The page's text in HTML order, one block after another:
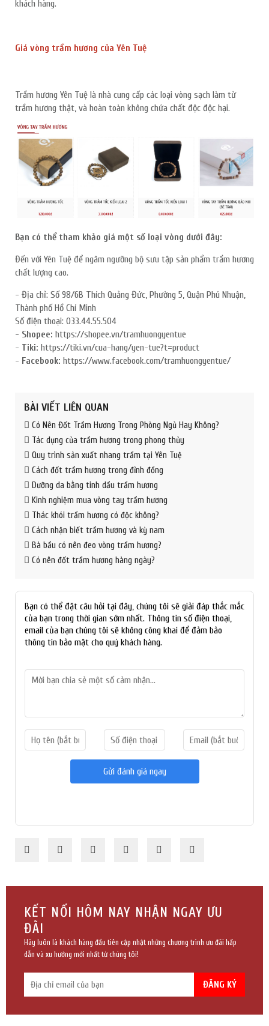
khách hàng.
Giá vòng trầm hương của Yên Tuệ
Trầm hương Yên Tuệ là nhà cung cấp các loại vòng sạch làm từ
trầm hương thật, và hoàn toàn không chứa chất độc độc hại.
Bạn có thể tham khảo giá một số loại vòng dưới đây:
Đến với Yên Tuệ để ngâm ngưỡng bộ sưu tập sản phẩm trầm hương
chất lượng cao.
- Địa chỉ: Số 98/6B Thích Quảng Đức, Phường 5, Quận Phú Nhuận,
Thành phố Hồ Chí Minh
Số điện thoại: 033.44.55.504
- Shopee: https://shopee.vn/tramhuongyentue
- Tiki: https://tiki.vn/cua-hang/yen-tue?t=product
- Facebook: https://www.facebook.com/tramhuongyentue/
BÀI VIẾT LIÊN QUAN
Có Nên Đốt Trầm Hương Trong Phòng Ngủ Hay Không?
Tác dụng của trầm hương trong phong thủy
Quy trình sản xuất nhang trầm tại Yên Tuệ
Cách đốt trầm hương trong đỉnh đồng
Dưỡng da bằng tinh dầu trầm hương
Kinh nghiệm mua vòng tay trầm hương
Thác khói trầm hương có độc không?
Cách nhận biết trầm hương và kỳ nam
Bà bầu có nên đeo vòng trầm hương?
Có nên đốt trầm hương hàng ngày?
Bạn có thể đặt câu hỏi tại đây, chúng tôi sẽ giải đáp thắc mắc
của bạn trong thời gian sớm nhất. Thông tin số điện thoại,
email của bạn chúng tôi sẽ không công khai để đảm bảo
thông tin bảo mật cho quý khách hàng.
Gửi đánh giá ngay
KẾT NỐI HÔM NAY NHẬN NGAY ƯU
ĐÃI
Hãy luôn là khách hàng đầu tiên cập nhật những chương trình ưu đãi hấp
dẫn và xu hướng mới nhất từ chúng tôi!
ĐĂNG KÝ